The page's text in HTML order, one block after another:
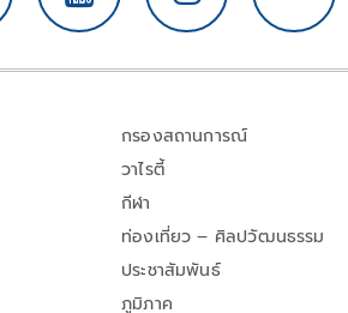
กรองสถานการณ์
วาไรตี้
กีฬา
ท่องเที่ยว – ศิลปวัฒนธรรม
ประชาสัมพันธ์
ภูมิภาค